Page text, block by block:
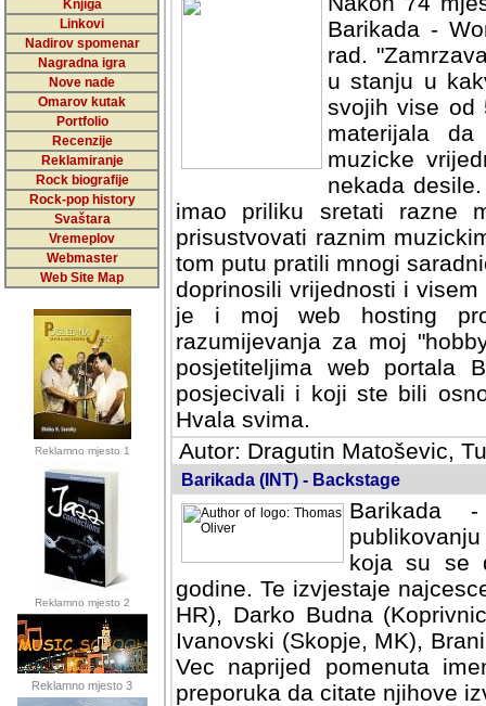
Knjiga
Linkovi
Nadirov spomenar
Nagradna igra
Nove nade
Omarov kutak
Portfolio
Recenzije
Reklamiranje
Rock biografije
Rock-pop history
Svaštara
Vremeplov
Webmaster
Web Site Map
Reklamno mjesto 1
Reklamno mjesto 2
Reklamno mjesto 3
Barikada -
rad.
u stanju u
svojih vise od
materijala
muzicke
nekada
imao priliku sretati razne
prisustvovati raznim
tom putu pratili mnogi
doprinosili vrijednosti i
je i moj web hosting
razumijevanja za moj
posjetiteljima web portala
posjecivali i koji ste bili
Hvala svima.
Autor: Dragutin Matoševic,
Barikada (INT) - Backstage
Barikada
koja su se
godine. Te izvjestaje
HR), Darko Budna
Ivanovski (Skopje, MK),
Vec naprijed pomenuta
preporuka da citate njihove